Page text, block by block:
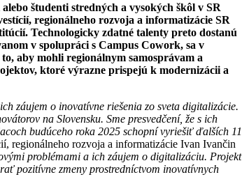
študenti stredných a vysokých škôl v SR
regionálneho rozvoja a informatizácie SR
Technologicky zdatné talenty preto dostanú
v spolupráci s Campus Cowork, sa v
aby mohli regionálnym samosprávam a
ktoré výrazne prispejú k modernizácii a
záujem o inovatívne riešenia zo sveta digitalizácie.
na Slovensku. Sme presvedčení, že s ich
budúceho roka 2025 schopní vyriešiť ďalších 11
regionálneho rozvoja a informatizácie Ivan Ivančin
problémami a ich záujem o digitalizáciu. Projekt
pozitívne zmeny prostredníctvom inovatívnych